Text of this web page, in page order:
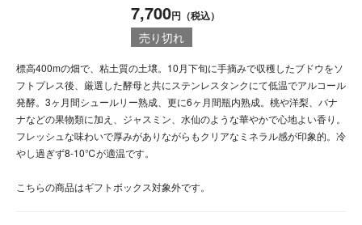
7,700円（税込）
売り切れ
標高400mの畑で、粘土質の土壌。10月下旬に手摘みで収穫したブドウをソ
フトプレス後、厳選した酵母と共にステンレスタンクにて低温でアルコール
発酵。3ヶ月間シュールリー熟成、更に6ヶ月間瓶内熟成。桃や洋梨、バナ
ナなどの果物類に加え、ジャスミン、水仙のような華やかで心地よい香り。
フレッシュな味わいで厚みがありながらもクリアなミネラル感が印象的。冷
やし過ぎず8-10℃が適温です。
こちらの商品はギフトボックス対象外です。